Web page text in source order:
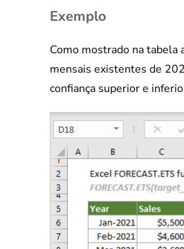
Exemplo
Como mostrado na tabela
mensais existentes de
confiança superior e